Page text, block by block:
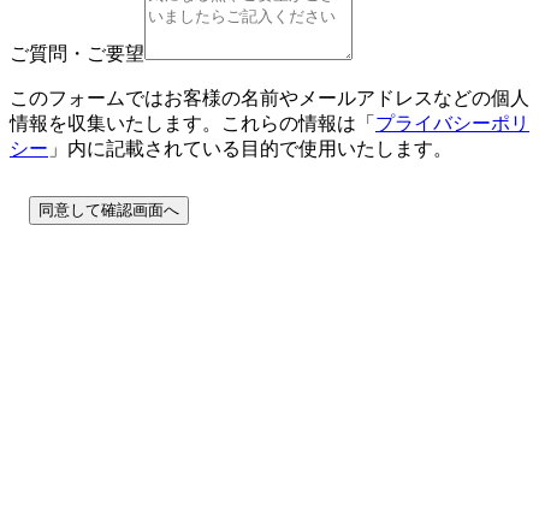
ご質問・ご要望
このフォームではお客様の名前やメールアドレスなどの個人
情報を収集いたします。これらの情報は「 プライバシーポリ
シー 」内に記載されている目的で使用いたします。
同意して確認画面へ